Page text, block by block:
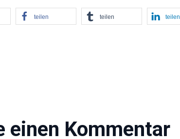
teilen teilen teilen
einen Kommentar